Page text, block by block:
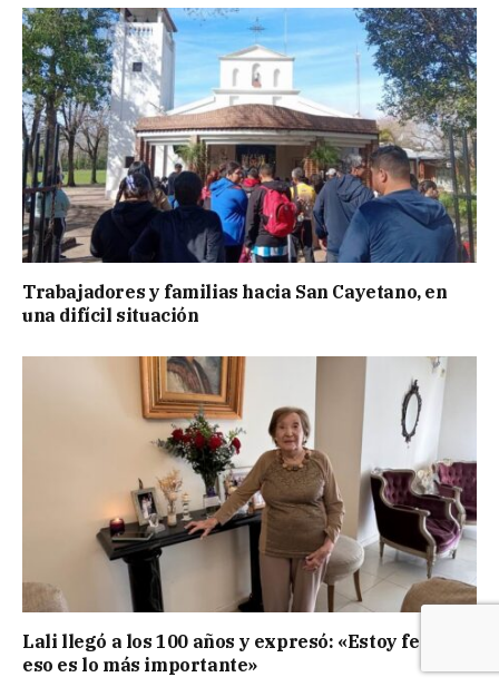
Trabajadores y familias hacia San Cayetano, en
una difícil situación
Lali llegó a los 100 años y expresó: «Estoy feliz,
eso es lo más importante»